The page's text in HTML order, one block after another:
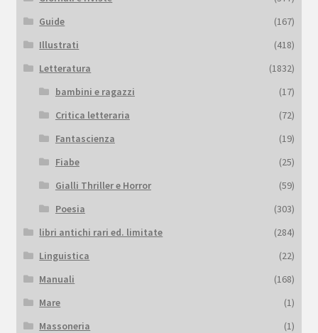
Guide
(167)
Illustrati
(418)
Letteratura
(1832)
bambini e ragazzi
(17)
Critica letteraria
(72)
Fantascienza
(19)
Fiabe
(25)
Gialli Thriller e Horror
(59)
Poesia
(303)
libri antichi rari ed. limitate
(284)
Linguistica
(22)
Manuali
(168)
Mare
(1)
Massoneria
(1)